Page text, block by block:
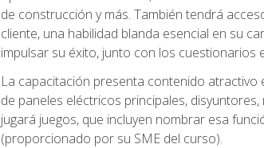
de construcción y más. También tendrá
cliente, una habilidad blanda esencial en su
impulsar su éxito, junto con los cuestionarios
La capacitación presenta contenido
de paneles eléctricos principales,
jugará juegos, que incluyen nombrar esa
(proporcionado por su SME del curso).